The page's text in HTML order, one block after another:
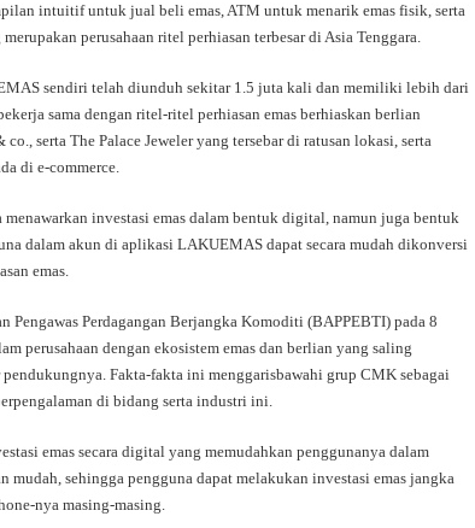
intuitif untuk jual beli emas, ATM untuk menarik emas fisik, serta
perusahaan ritel perhiasan terbesar di Asia Tenggara.
sendiri telah diunduh sekitar 1.5 juta kali dan memiliki lebih dari
sama dengan ritel-ritel perhiasan emas berhiaskan berlian
serta The Palace Jeweler yang tersebar di ratusan lokasi, serta
di e-commerce.
investasi emas dalam bentuk digital, namun juga bentuk
dalam akun di aplikasi LAKUEMAS dapat secara mudah dikonversi
emas.
Pengawas Perdagangan Berjangka Komoditi (BAPPEBTI) pada 8
perusahaan dengan ekosistem emas dan berlian yang saling
Fakta-fakta ini menggarisbawahi grup CMK sebagai
di bidang serta industri ini.
emas secara digital yang memudahkan penggunanya dalam
mudah, sehingga pengguna dapat melakukan investasi emas jangka
nya masing-masing.